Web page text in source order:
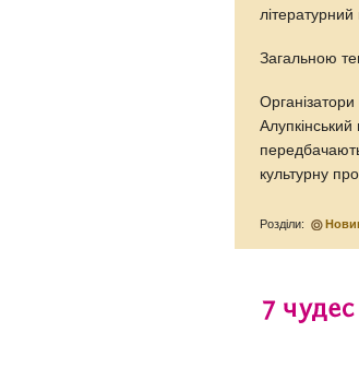
літературний
Загальною
культурну
Розділи: